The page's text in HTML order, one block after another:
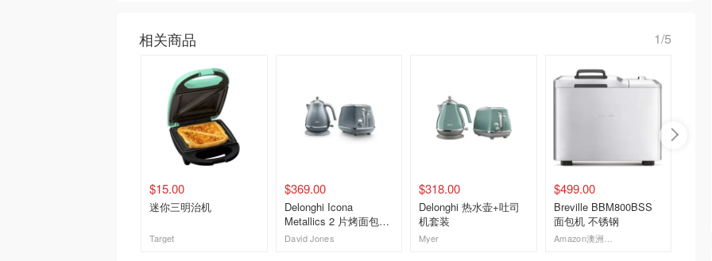
相关商品 1/5
$15.00
迷你三明治机
Target
$369.00
Delonghi Icona
Metallics 2 片烤面包机
和水壶早餐套装
David Jones
$318.00
Delonghi 热水壶+吐司
机套装
Myer
$499.00
Breville BBM800BSS
面包机 不锈钢